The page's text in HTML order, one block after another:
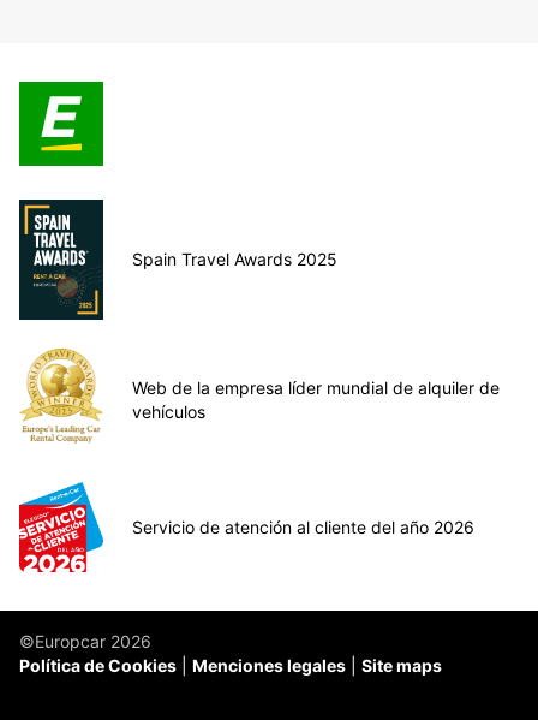
Spain Travel Awards 2025
Web de la empresa líder mundial de alquiler de
vehículos
Servicio de atención al cliente del año 2026
©Europcar 2026
Política de Cookies
Menciones legales Site maps